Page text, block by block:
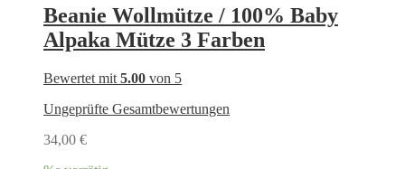
Varianten
auf.
Die
können
auf
der
Beanie Wollmütze / 100% Baby
Alpaka Mütze 3 Farben
Bewertet mit 5.00 von 5
Ungeprüfte Gesamtbewertungen
34,00 €